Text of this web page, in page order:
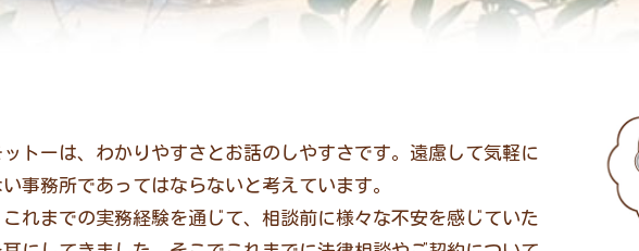
トーは、わかりやすさとお話のしやすさです。遠慮して気軽に
事務所であってはならないと考えています。
れまでの実務経験を通じて、相談前に様々な不安を感じていた